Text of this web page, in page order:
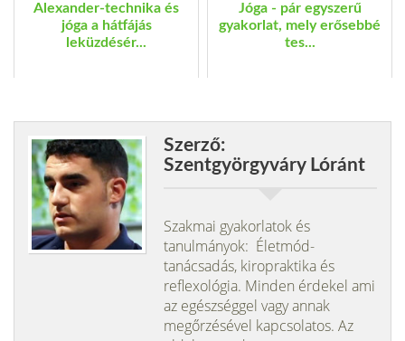
Alexander-technika és
jóga a hátfájás
leküzdésér...
Jóga - pár egyszerű
gyakorlat, mely erősebbé
tes...
Szerző:
Szentgyörgyváry Lóránt
Szakmai gyakorlatok és
tanulmányok: Életmód-
tanácsadás, kiropraktika és
reflexológia. Minden érdekel ami
az egészséggel vagy annak
megőrzésével kapcsolatos. Az